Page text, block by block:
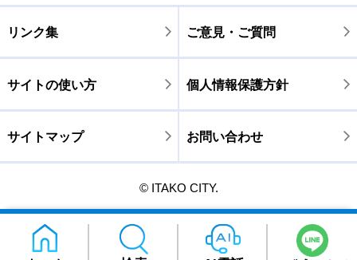
リンク集 ご意見・ご質問
サイトの使い方 個人情報保護方針
サイトマップ お問い合わせ
© ITAKO CITY.